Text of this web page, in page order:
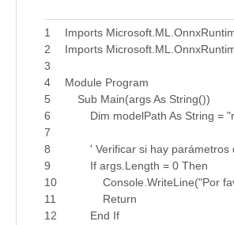
1
2
3
4
5
6
7
8
9
10
11
12
Imports
Imports
Module Program
Sub Main(args As String())
Dim modelPath As String =
' Verificar si hay parámetros
If args.Length = 0 Then
Console.WriteLine("Por
Return
End If